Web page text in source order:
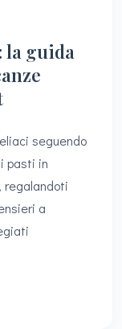
la guida
seguendo
pasti in
regalandoti
a